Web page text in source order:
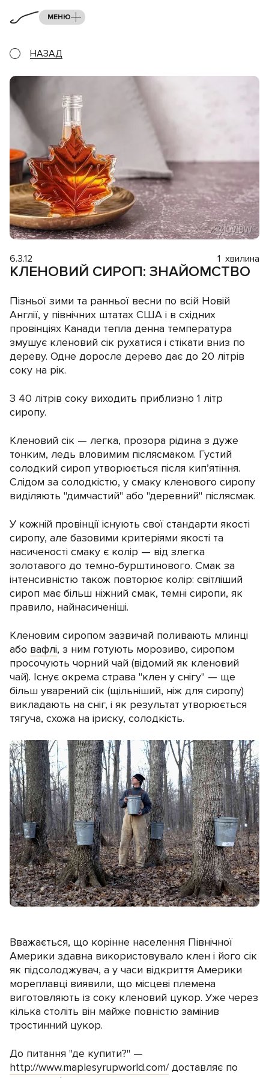
МЕНЮ
НАЗАД
6.3.12 1 хвилина
КЛЕНОВИЙ СИРОП: ЗНАЙОМСТВО
Пізньої зими та ранньої весни по всій Новій
Англії, у північних штатах США і в східних
провінціях Канади тепла денна температура
змушує кленовий сік рухатися і стікати вниз по
дереву. Одне доросле дерево дає до 20 літрів
соку на рік.
З 40 літрів соку виходить приблизно 1 літр
сиропу.
Кленовий сік — легка, прозора рідина з дуже
тонким, ледь вловимим післясмаком. Густий
солодкий сироп утворюється після кип’ятіння.
Слідом за солодкістю, у смаку кленового сиропу
виділяють "димчастий" або "деревний" післясмак.
У кожній провінції існують свої стандарти якості
сиропу, але базовими критеріями якості та
насиченості смаку є колір — від злегка
золотавого до темно-бурштинового. Смак за
інтенсивністю також повторює колір: світліший
сироп має більш ніжний смак, темні сиропи, як
правило, найнасиченіші.
Кленовим сиропом зазвичай поливають млинці
або вафлі, з ним готують морозиво, сиропом
просочують чорний чай (відомий як кленовий
чай). Існує окрема страва "клен у снігу" — ще
більш уварений сік (щільніший, ніж для сиропу)
викладають на сніг, і як результат утворюється
тягуча, схожа на іриску, солодкість.
Вважається, що корінне населення Північної
Америки здавна використовувало клен і його сік
як підсолоджувач, а у часи відкриття Америки
мореплавці виявили, що місцеві племена
виготовляють із соку кленовий цукор. Уже через
кілька століть він майже повністю замінив
тростинний цукор.
До питання "де купити?" —
http://www.maplesyrupworld.com/доставляє по